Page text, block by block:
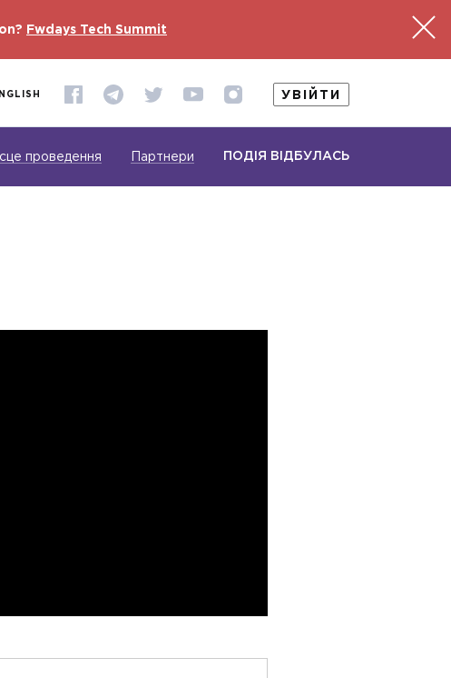
Fwdays Tech Summit
УВІЙТИ
проведення Партнери ПОДІЯ ВІДБУЛАСЬ